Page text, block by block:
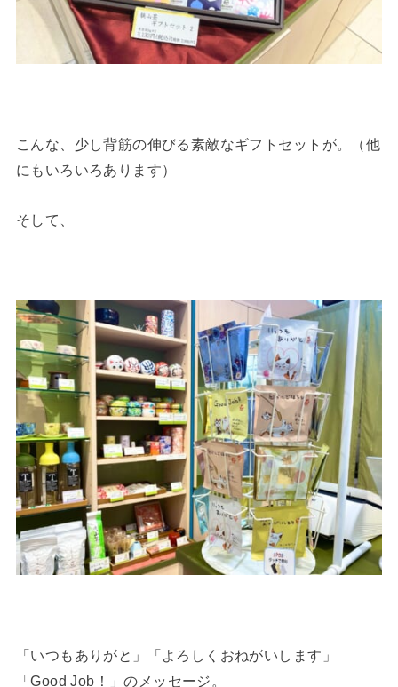
こんな、少し背筋の伸びる素敵なギフトセットが。（他
にもいろいろあります）
そして、
「いつもありがと」「よろしくおねがいします」
「Good Job！」のメッセージ。